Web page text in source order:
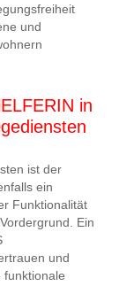
und
in
ist der
ein
Funktionalität
Ein
und
funktionale